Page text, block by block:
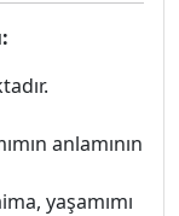
anlamının
yaşamımı